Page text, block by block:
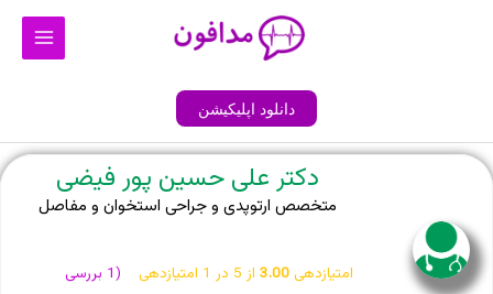
Main
دانلود اپلیکیشن
دکتر علی حسین پور فیضی
متخصص ارتوپدی و جراحی استخوان و مفاصل
امتیازدهی3.00 از 5 در 1 امتیازدهی
(
1 بررسی